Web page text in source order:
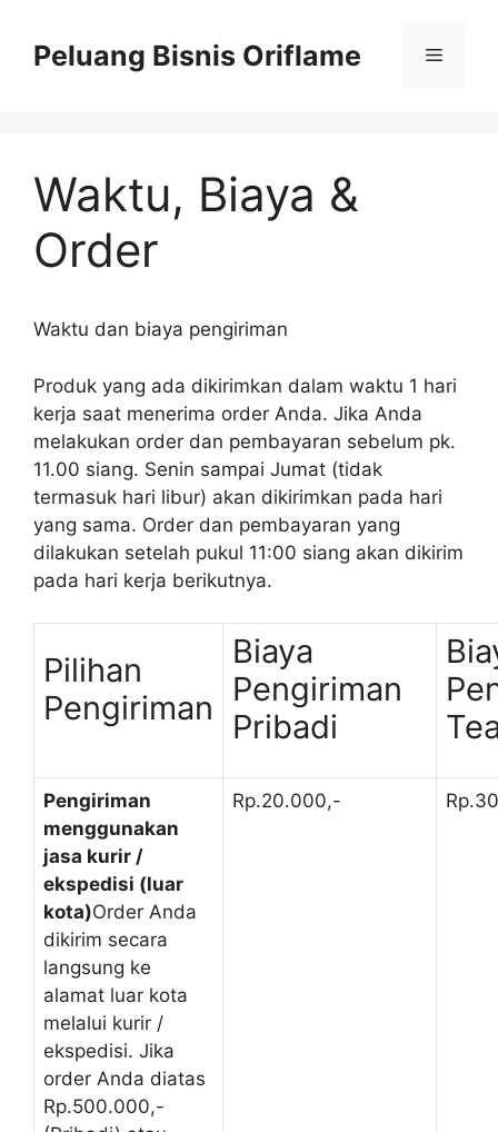
Peluang Bisnis Oriflame
Waktu, Biaya &
Order
Waktu dan biaya pengiriman
Produk yang ada dikirimkan dalam waktu 1 hari
kerja saat menerima order Anda. Jika Anda
melakukan order dan pembayaran sebelum pk.
11.00 siang. Senin sampai Jumat (tidak
termasuk hari libur) akan dikirimkan pada hari
yang sama. Order dan pembayaran yang
dilakukan setelah pukul 11:00 siang akan dikirim
pada hari kerja berikutnya.
Pilihan
Pengiriman
Biaya
Pengiriman
Pribadi
Pengiriman
menggunakan
jasa kurir /
ekspedisi (luar
kota)Order Anda
dikirim secara
langsung ke
alamat luar kota
melalui kurir /
ekspedisi. Jika
order Anda diatas
Rp.500.000,-
Rp.20.000,-